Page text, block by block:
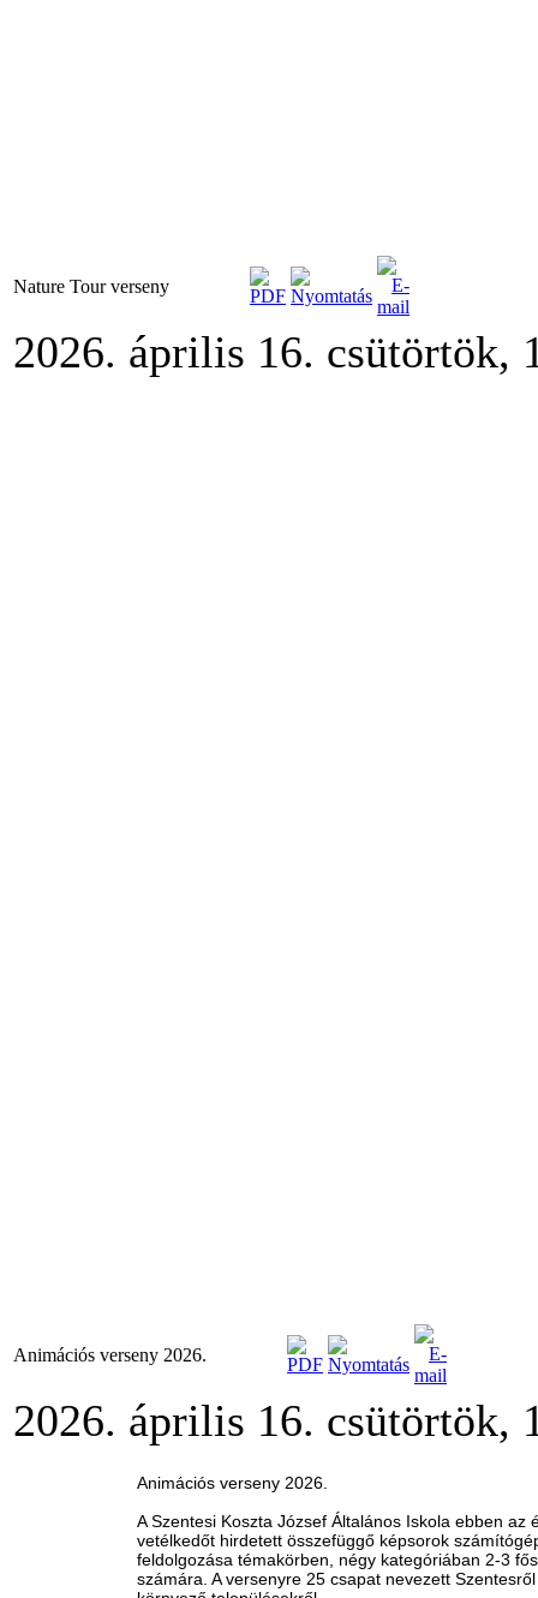
Nature Tour verseny
2026. április 16. csütörtök,
Animációs verseny 2026.
2026. április 16. csütörtök,
Animációs verseny 2026.
A Szentesi Koszta József Általános Iskola ebben az
vetélkedőt hirdetett összefüggő képsorok
feldolgozása témakörben, négy kategóriában 2-3
számára. A versenyre 25 csapat nevezett